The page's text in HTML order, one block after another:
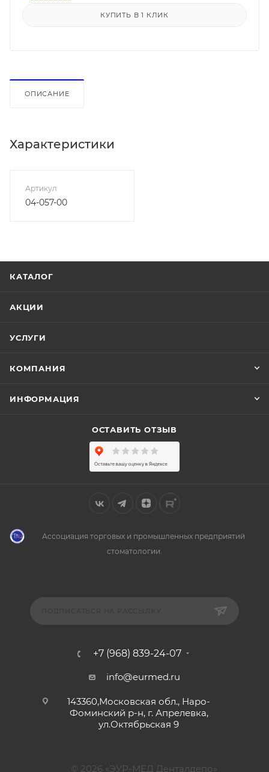
КУПИТЬ В 1 КЛИК
ОПИСАНИЕ
Характеристики
Артикул
04-057-00
КАТАЛОГ
АКЦИИ
УСЛУГИ
КОМПАНИЯ
ИНФОРМАЦИЯ
ОСТАВИТЬ ОТЗЫВ
Ассоциация торговых и промышленных предприятий
стоматологии.
+7 (968) 839-24-07
info@eurmed.ru
143360,Московская обл., Наро-
Фоминский р-н, г. Апрелевка,
ул.Октябрьская 9
© 2026 «ЭУР-МЕД Денталдепо»